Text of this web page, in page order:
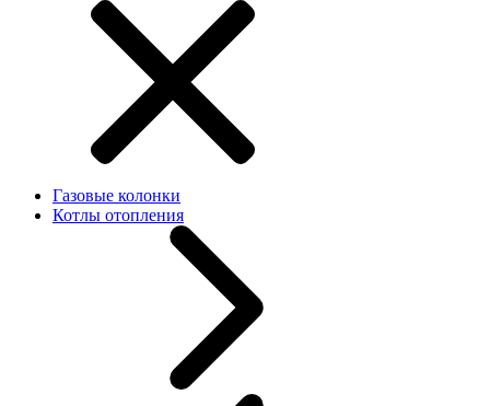
Газовые колонки
Котлы отопления